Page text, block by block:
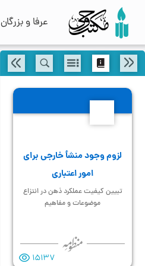
عرفا و بزرگان
لزوم وجود منشأ خارجی برای
امور اعتباری
تبیین کیفیت عملکرد ذهن در انتزاع
موضوعات و مفاهیم
15137